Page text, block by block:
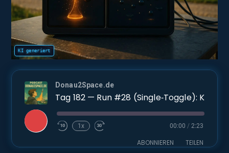
Donau2Space.de
Play
Episode
1x 00:00 / 2:23
ABONNIEREN TEILEN